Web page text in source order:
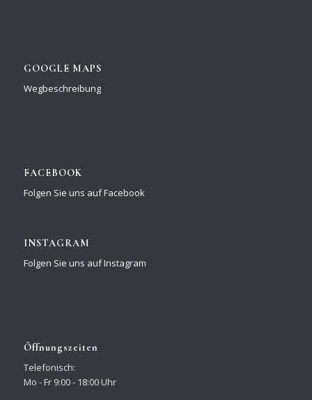
GOOGLE MAPS
Wegbeschreibung
FACEBOOK
Folgen Sie uns auf Facebook
INSTAGRAM
Folgen Sie uns auf Instagram
Öffnungszeiten
Telefonisch:
Mo - Fr 9:00 - 18:00 Uhr